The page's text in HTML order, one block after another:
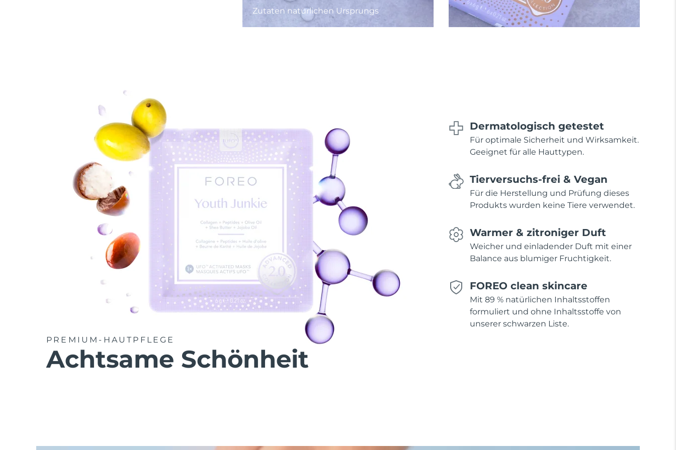
Zutaten natürlichen Ursprungs
PREMIUM-HAUTPFLEGE
Achtsame Schönheit
Dermatologisch getestet
Für optimale Sicherheit und Wirksamkeit.
Geeignet für alle Hauttypen.
Tierversuchs-frei & Vegan
Für die Herstellung und Prüfung dieses
Produkts wurden keine Tiere verwendet.
Warmer & zitroniger Duft
Weicher und einladender Duft mit einer
Balance aus blumiger Fruchtigkeit.
FOREO clean skincare
Mit 89 % natürlichen Inhaltsstoffen
formuliert und ohne Inhaltsstoffe von
unserer schwarzen Liste.